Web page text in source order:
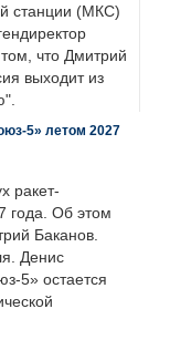
станции (МКС)
что Дмитрий
выходит из
5» летом 2027
ракет-
года. Об этом
Баканов.
Денис
5» остается